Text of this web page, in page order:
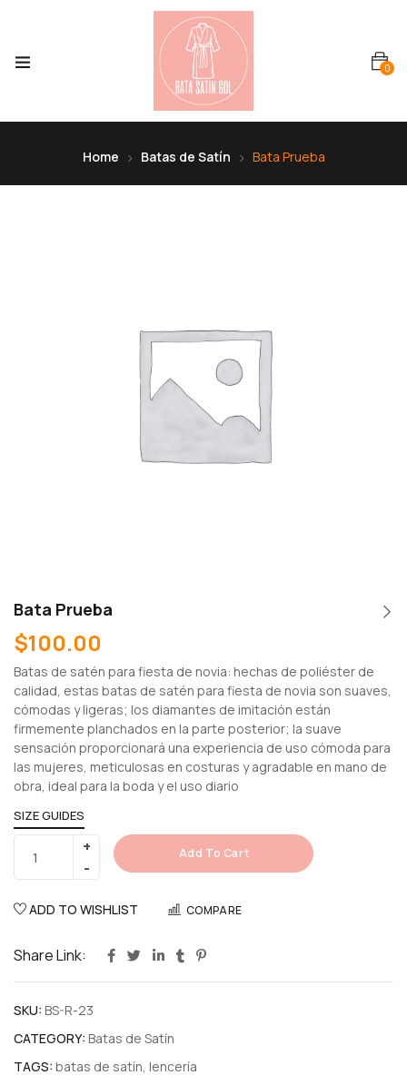
0
Home Batas de Satín Bata Prueba
Bata Prueba
$100.00
Batas de satén para fiesta de novia: hechas de poliéster de
calidad, estas batas de satén para fiesta de novia son suaves,
cómodas y ligeras; los diamantes de imitación están
firmemente planchados en la parte posterior; la suave
sensación proporcionará una experiencia de uso cómoda para
las mujeres, meticulosas en costuras y agradable en mano de
obra, ideal para la boda y el uso diario
SIZE GUIDES
Add To Cart
ADD TO WISHLIST COMPARE
Share Link:
SKU: BS-R-23
CATEGORY: Batas de Satín
TAGS: batas de satín, lencería